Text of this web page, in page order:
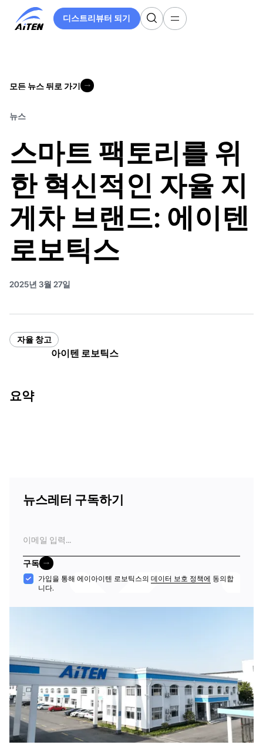
디스트리뷰터 되기
디스트리뷰터 되기
모든 뉴스 뒤로 가기
뉴스
스마트 팩토리를 위
한 혁신적인 자율 지
게차 브랜드: 에이텐
로보틱스
2025년 3월 27일
자율 창고
아이텐 로보틱스
요약
뉴스레터 구독하기
메
일
구독
구독
수
가입을 통해 에이아이텐 로보틱스의 데이터 보호 정책에 동의합
니다.